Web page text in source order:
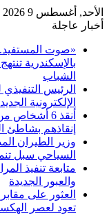
الأحد, أغسطس 9 2026
أخبار عاجلة
«صوت
بالإسكندرية
الشباب
الرئيس التنفيذي
الإلكترونية
أنقذ 6
إنقاذهم بشاطئ
وزير الطيران
السياحي سبل
متابعة تنفيذ
والعبور الجديدة
العثور على
تعود لعصر